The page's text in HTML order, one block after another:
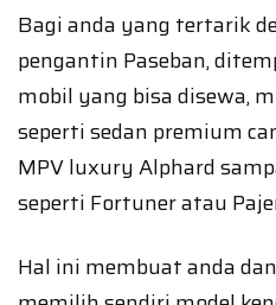
Bagi anda yang tertarik
pengantin Paseban,
mobil yang bisa disewa,
seperti sedan premium
MPV luxury Alphard
seperti Fortuner atau
Hal ini membuat anda